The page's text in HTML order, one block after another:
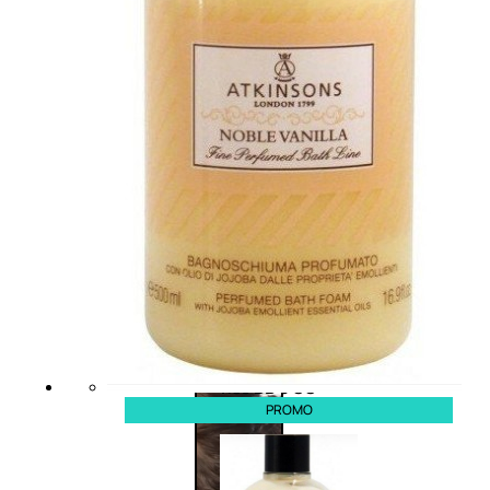
viso giorno
Trattamento
viso notte
Trattamento
viso 24 ore
Trattamento
viso antietà
Trattamento
viso
idratante
Trattamento
collo e
Trattamento
viso BB e CC
cream
occhi
Trattamento
labbra
Detergenti
trattanti
Scrub
Sieri
Cofanetti
trattamento
viso
PROMO